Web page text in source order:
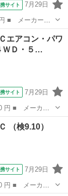
サイト 7月29日
レード名： Ｋ
ラジオ付 運転
エアコン・パワ
ＷＤ・５…
サイト 7月29日
レード名： Ｋ
５速ミッショ
（検9.10）
サイト 7月29日